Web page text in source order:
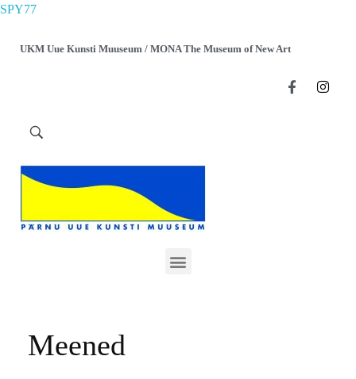
SPY77
UKM Uue Kunsti Muuseum / MONA The Museum of New Art
Meened